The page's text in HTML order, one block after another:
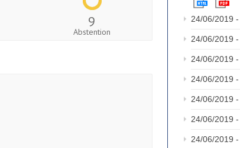
9
Abstention
24/06/2019 -
24/06/2019 -
24/06/2019 -
24/06/2019 -
24/06/2019 -
24/06/2019 -
24/06/2019 -